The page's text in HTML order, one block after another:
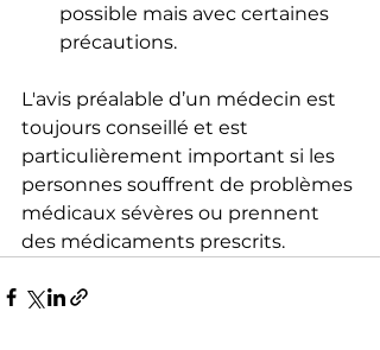
possible mais avec certaines
précautions.
L'avis préalable d’un médecin est
toujours conseillé et est
particulièrement important si les
personnes souffrent de problèmes
médicaux sévères ou prennent
des médicaments prescrits.